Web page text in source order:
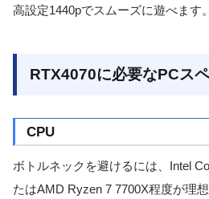
高設定1440pでスムーズに遊べます。
RTX4070に必要なPCス
CPU
ボトルネックを避けるには、Intel
たはAMD Ryzen 7 7700X程度が理